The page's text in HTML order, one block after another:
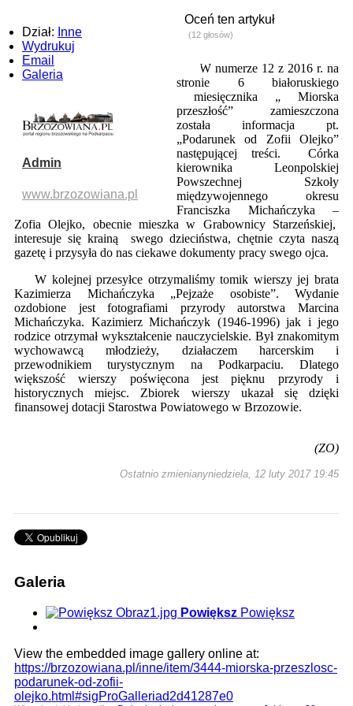
Dział: Inne
Wydrukuj
Email
Galeria
Oceń ten artykuł
(12 głosów)
Admin
www.brzozowiana.pl
W numerze 12 z 2016 r. na
stronie 6 białoruskiego
miesięcznika „ Miorska
przeszłość” zamieszczona
została informacja pt.
„Podarunek od Zofii Olejko”
następującej treści. Córka
kierownika Leonpolskiej
Powszechnej Szkoły
międzywojennego okresu
Franciszka Michańczyka –
Zofia Olejko, obecnie mieszka w Grabownicy Starzeńskiej,
interesuje się krainą swego dzieciństwa, chętnie czyta naszą
gazetę i przysyła do nas ciekawe dokumenty pracy swego ojca.
W kolejnej przesyłce otrzymaliśmy tomik wierszy jej brata
Kazimierza Michańczyka „Pejzaże osobiste”. Wydanie
ozdobione jest fotografiami przyrody autorstwa Marcina
Michańczyka. Kazimierz Michańczyk (1946-1996) jak i jego
rodzice otrzymał wykształcenie nauczycielskie. Był znakomitym
wychowawcą młodzieży, działaczem harcerskim i
przewodnikiem turystycznym na Podkarpaciu. Dlatego
większość wierszy poświęcona jest pięknu przyrody i
historycznych miejsc. Zbiorek wierszy ukazał się dzięki
finansowej dotacji Starostwa Powiatowego w Brzozowie.
(ZO)
Ostatnio zmienianyniedziela, 12 luty 2017 19:45
Galeria
Powiększ Powiększ
View the embedded image gallery online at:
https://brzozowiana.pl/inne/item/3444-miorska-przeszlosc-
podarunek-od-zofii-
olejko.html#sigProGalleriad2d41287e0